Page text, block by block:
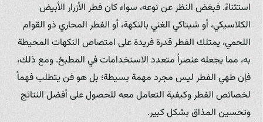
استثناءً. فبغض النظر عن نوعه، سواء كان فطر الأزرار الأبيض
الكلاسيكي، أو شيتاكي الغني بالنكهة، أو الفطر المحاري ذو القوام
اللحمي، يمتلك الفطر قدرة فريدة على امتصاص النكهات المحيطة
به، مما يجعله عنصراً متعدد الاستخدامات في المطبخ. ومع ذلك،
فإن طهي الفطر ليس مجرد مهمة بسيطة؛ بل هو فن يتطلب فهماً
لخصائص الفطر وكيفية التعامل معه للحصول على أفضل النتائج
وتحسين المذاق بشكل كبير.